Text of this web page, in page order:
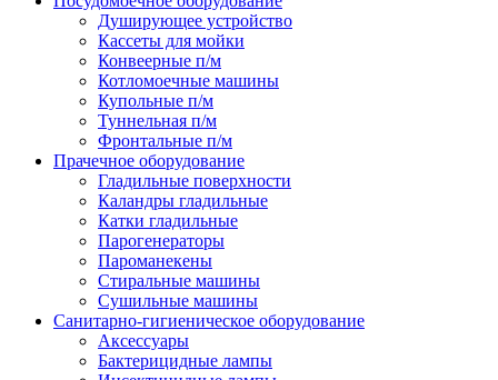
Душирующее устройство
Кассеты для мойки
Конвеерные п/м
Котломоечные машины
Купольные п/м
Туннельная п/м
Фронтальные п/м
Прачечное оборудование
Гладильные поверхности
Каландры гладильные
Катки гладильные
Парогенераторы
Пароманекены
Стиральные машины
Сушильные машины
Санитарно-гигиеническое оборудование
Аксессуары
Бактерицидные лампы